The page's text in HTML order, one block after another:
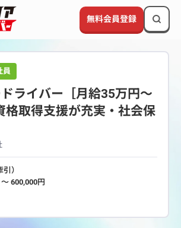
無料会員登録
員
ドライバー［月給35万円～
格取得支援が充実・社会保
）
600,000円